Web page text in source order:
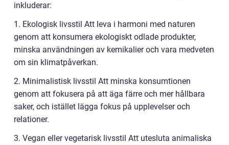
inkluderar:
1. Ekologisk livsstil Att leva i harmoni med naturen
genom att konsumera ekologiskt odlade produkter,
minska användningen av kemikalier och vara medveten
om sin klimatpåverkan.
2. Minimalistisk livsstil Att minska konsumtionen
genom att fokusera på att äga färre och mer hållbara
saker, och istället lägga fokus på upplevelser och
relationer.
3. Vegan eller vegetarisk livsstil Att utesluta animaliska